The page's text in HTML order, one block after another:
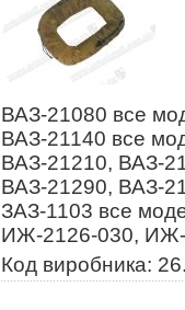
ВАЗ-21080 все
ВАЗ-21140 все
ВАЗ-21210, ВАЗ-
ВАЗ-21290, ВАЗ-
ЗАЗ-1103 все
ИЖ-2126-030, ИЖ-
Код виробника: